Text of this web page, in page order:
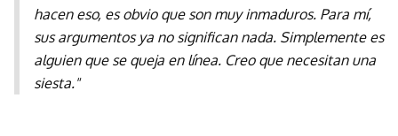
hacen eso, es obvio que son muy inmaduros. Para mí,
sus argumentos ya no significan nada. Simplemente es
alguien que se queja en línea. Creo que necesitan una
siesta."